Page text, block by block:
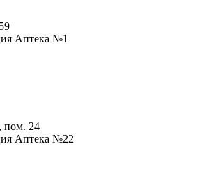
Аптека №1
пом. 24
Аптека №22